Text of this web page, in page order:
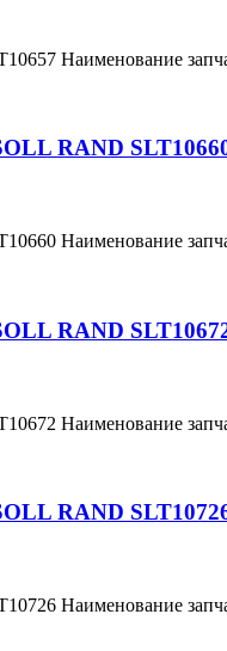
Наименование
RAND
Наименование
RAND
Наименование
RAND
Наименование